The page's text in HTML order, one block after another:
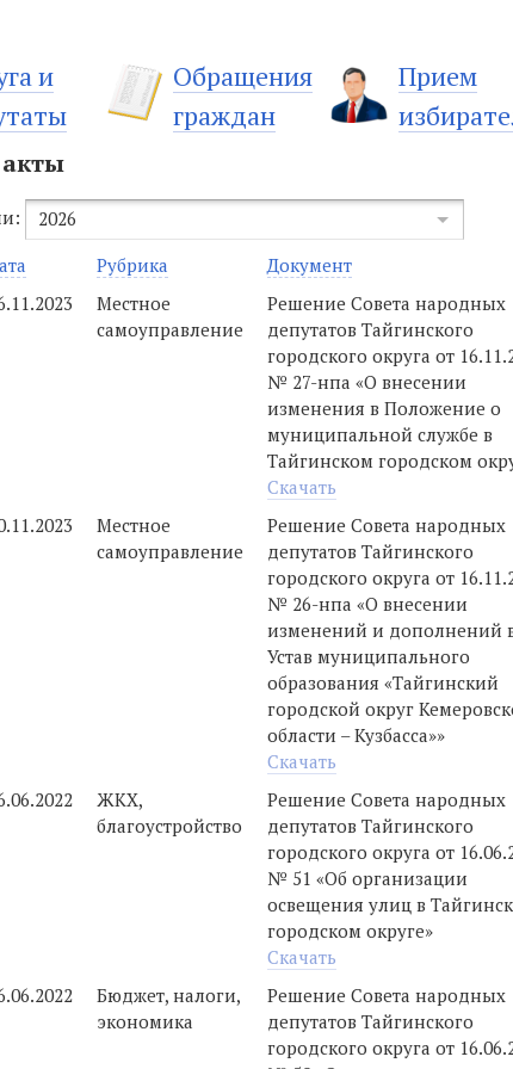
и
Обращения
граждан
Прием
2026
Рубрика
Документ
Местное
самоуправление
Решение Совета народных
депутатов Тайгинского
городского округа от
№ 27-нпа «О внесении
изменения в Положение о
муниципальной службе в
Тайгинском городском
Скачать
Местное
самоуправление
Решение Совета народных
депутатов Тайгинского
городского округа от
№ 26-нпа «О внесении
изменений и дополнений
Устав муниципального
образования «Тайгинский
городской округ
области – Кузбасса»»
Скачать
ЖКХ,
благоустройство
Решение Совета народных
депутатов Тайгинского
городского округа от
№ 51 «Об организации
освещения улиц в
городском округе»
Скачать
Бюджет, налоги,
экономика
Решение Совета народных
депутатов Тайгинского
городского округа от